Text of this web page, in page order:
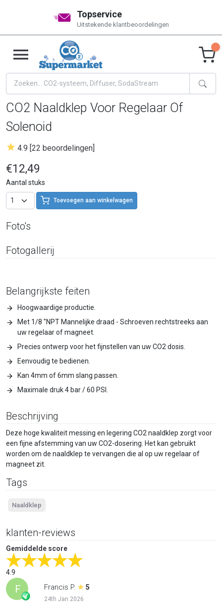
Topservice
Uitstekende klantbeoordelingen
CO2 Naaldklep Voor Regelaar Of
Solenoid
4.9 [22 beoordelingen]
€12,49
Aantal stuks
Toevoegen aan winkelwagen
Belangrijkste feiten
Hoogwaardige productie.
Met 1/8 "NPT Mannelijke draad - Schroeven rechtstreeks aan
uw regelaar of magneet.
Precies ontwerp voor het fijnstellen van uw CO2 dosis.
Eenvoudig te bedienen.
Kan 4mm of 6mm slang passen.
Maximale druk 4 bar / 60 PSI.
Beschrijving
Deze hoge kwaliteit messing en legering CO2 naaldklep zorgt voor
een fijne afstemming van uw CO2-dosering. Het kan gebruikt
worden om de naaldklep te vervangen die al op uw regelaar of
magneet zit.
klanten-reviews
Gemiddelde score
4.9
F Francis P. 5
24th Jan 2026
Foto's
Fotogallerij
Tags
Naaldklep